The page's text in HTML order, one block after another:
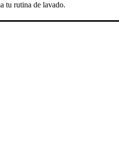
tu rutina de lavado.